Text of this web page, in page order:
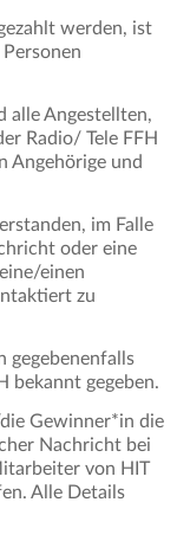
werden, ist
alle Angestellten,
Radio/ Tele FFH
Angehörige und
im Falle
oder eine
einen
zu
gegebenenfalls
bekannt gegeben.
Gewinner*in die
Nachricht bei
von HIT
Alle Details